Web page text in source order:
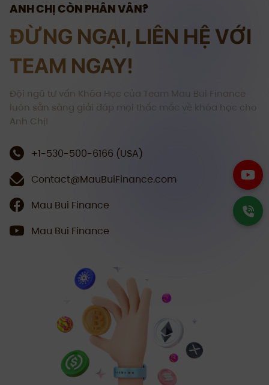
ANH CHỊ CÒN PHÂN VÂN?
ĐỪNG NGẠI, LIÊN HỆ VỚI
TEAM NGAY!
Đội ngũ tư vấn Khóa Học của Team Mau Bui Finance
luôn sẵn sàng giải đáp mọi thắc mắc về khóa học cho
Anh Chị!
+1-530-500-6166 (USA)
Contact@MauBuiFinance.com
Mau Bui Finance
Mau Bui Finance